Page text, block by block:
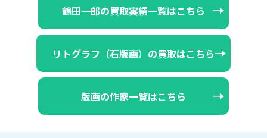
鶴田一郎の買取実績一覧はこちら
リトグラフ（石版画）の買取はこちら
版画の作家一覧はこちら